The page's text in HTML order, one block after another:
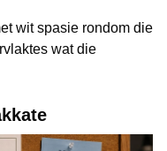
wit spasie rondom die
wat die